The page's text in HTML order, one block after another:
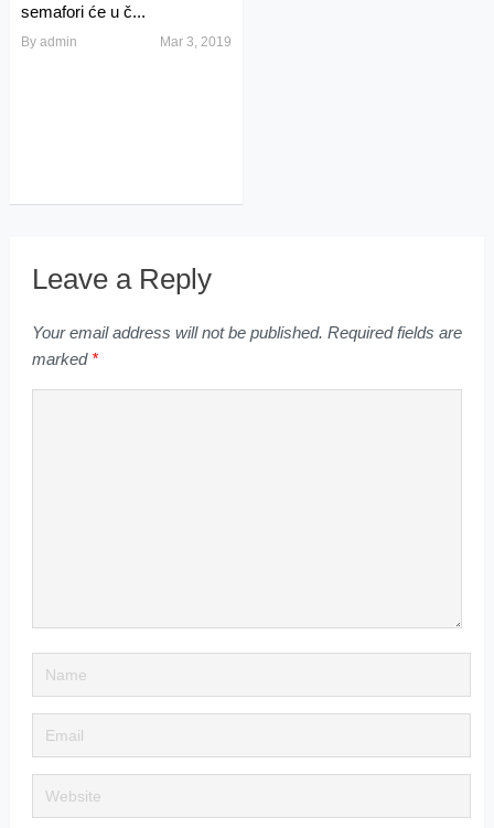
semafori će u č...
By admin Mar 3, 2019
Leave a Reply
Your email address will not be published. Required fields are
marked *